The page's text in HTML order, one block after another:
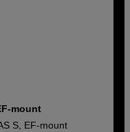
mount
S, EF-mount